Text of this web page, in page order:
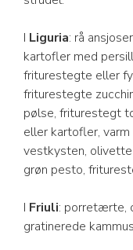
I Liguria: rå
kartofler med
friturestegte eller
friturestegte
pølse, friturestegt
eller kartofler,
vestkysten,
grøn pesto,
I Friuli: porretærte,
gratinerede